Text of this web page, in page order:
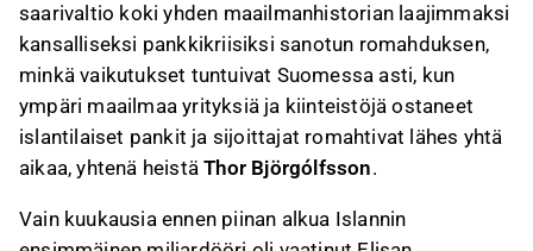
saarivaltio koki yhden maailmanhistorian laajimmaksi
kansalliseksi pankkikriisiksi sanotun romahduksen,
minkä vaikutukset tuntuivat Suomessa asti, kun
ympäri maailmaa yrityksiä ja kiinteistöjä ostaneet
islantilaiset pankit ja sijoittajat romahtivat lähes yhtä
aikaa, yhtenä heistäThor Björgólfsson.
Vain kuukausia ennen piinan alkua Islannin